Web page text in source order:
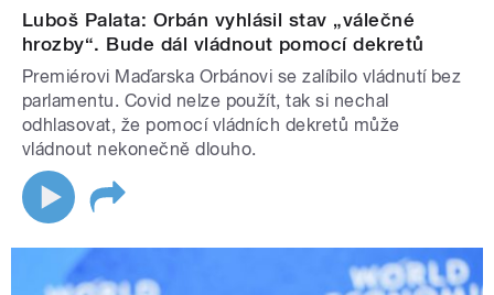
Luboš Palata: Orbán vyhlásil stav „válečné
hrozby“. Bude dál vládnout pomocí dekretů
Premiérovi Maďarska Orbánovi se zalíbilo vládnutí bez
parlamentu. Covid nelze použít, tak si nechal
odhlasovat, že pomocí vládních dekretů může
vládnout nekonečně dlouho.